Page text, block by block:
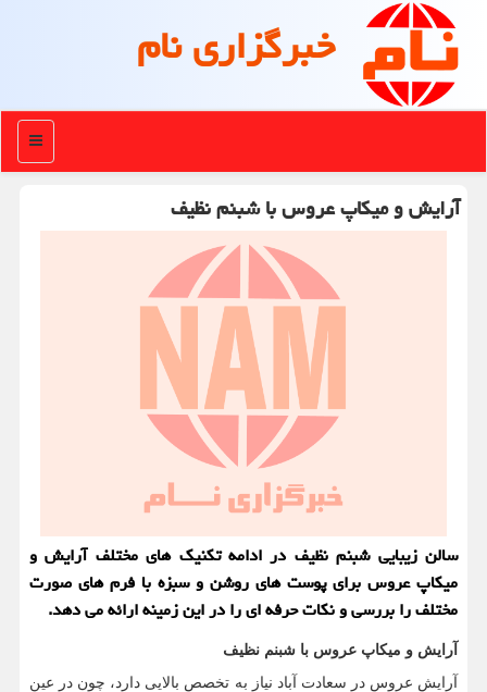
خبرگزاری نام
منو
آرایش و میکاپ عروس با شبنم نظیف
سالن زیبایی شبنم نظیف در ادامه تکنیک های مختلف آرایش و
میکاپ عروس برای پوست های روشن و سبزه با فرم های صورت
مختلف را بررسی و نکات حرفه ای را در این زمینه ارائه می دهد.
آرایش و میکاپ عروس با شبنم نظیف
آرایش عروس در سعادت آباد نیاز به تخصص بالایی دارد، چون در عین